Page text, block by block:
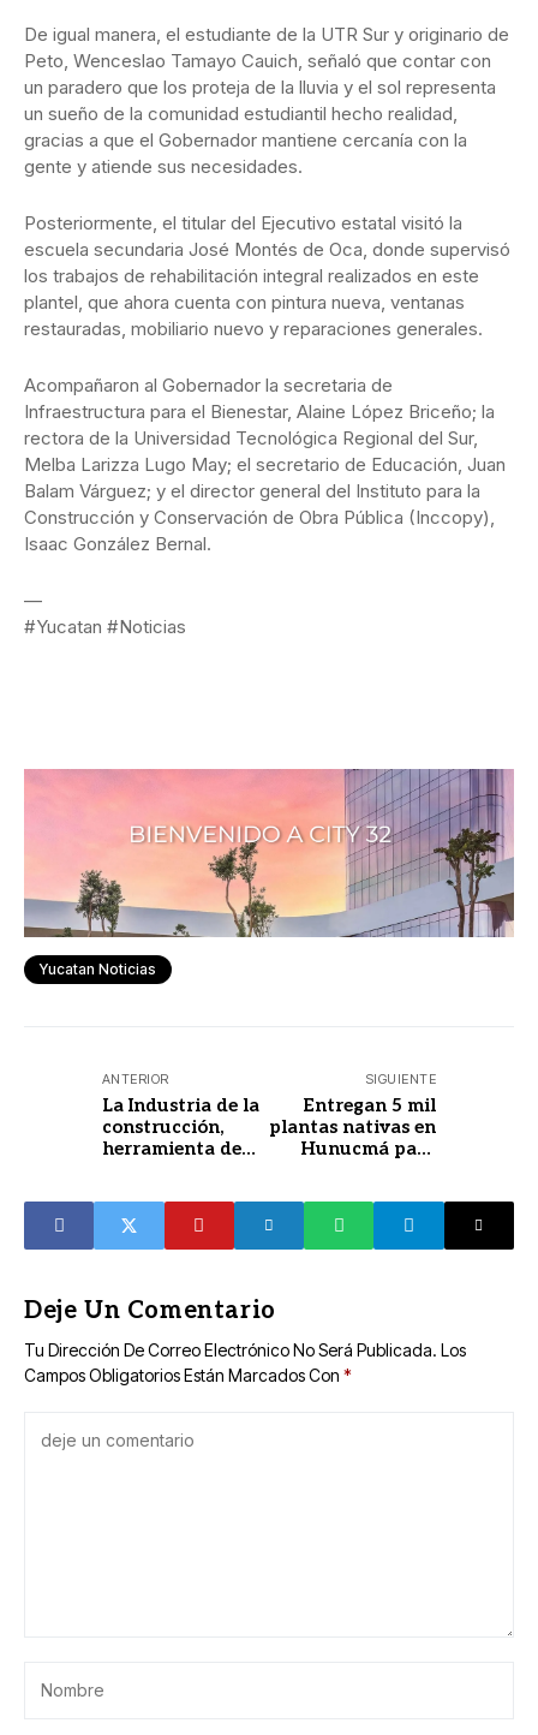
De igual manera, el estudiante de la UTR Sur y originario de
Peto, Wenceslao Tamayo Cauich, señaló que contar con
un paradero que los proteja de la lluvia y el sol representa
un sueño de la comunidad estudiantil hecho realidad,
gracias a que el Gobernador mantiene cercanía con la
gente y atiende sus necesidades.
Posteriormente, el titular del Ejecutivo estatal visitó la
escuela secundaria José Montés de Oca, donde supervisó
los trabajos de rehabilitación integral realizados en este
plantel, que ahora cuenta con pintura nueva, ventanas
restauradas, mobiliario nuevo y reparaciones generales.
Acompañaron al Gobernador la secretaria de
Infraestructura para el Bienestar, Alaine López Briceño; la
rectora de la Universidad Tecnológica Regional del Sur,
Melba Larizza Lugo May; el secretario de Educación, Juan
Balam Várguez; y el director general del Instituto para la
Construcción y Conservación de Obra Pública (Inccopy),
Isaac González Bernal.
—
#Yucatan #Noticias
Yucatan Noticias
ANTERIOR
La Industria de la
construcción,
herramienta de
SIGUIENTE
Entregan 5 mil
plantas nativas en
Hunucmá para
apicultura
Deje Un Comentario
Tu Dirección De Correo Electrónico No Será Publicada. Los
Campos Obligatorios Están Marcados Con *